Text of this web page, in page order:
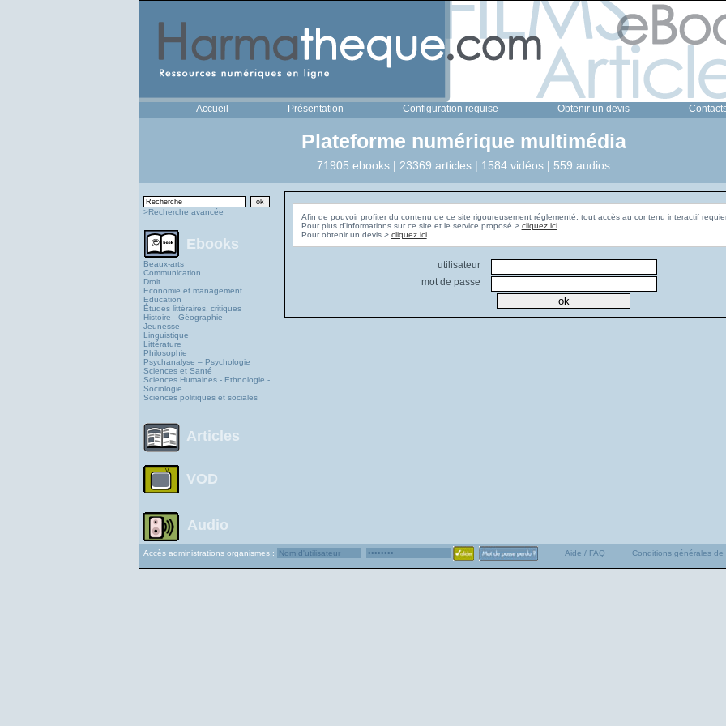
Accueil Présentation Configuration requise Obtenir un devis
Plateforme numérique multimédia
71905 ebooks | 23369 articles | 1584 vidéos | 559 audios
>Recherche avancée
Ebooks
Beaux-arts
Communication
Droit
Economie et management
Education
Études littéraires, critiques
Histoire - Géographie
Jeunesse
Linguistique
Littérature
Philosophie
Psychanalyse – Psychologie
Sciences et Santé
Sciences Humaines - Ethnologie -
Sociologie
Sciences politiques et sociales
Articles
VOD
Audio
Afin de pouvoir profiter du contenu de ce site rigoureusement réglementé, tout accès au contenu interactif
Pour plus d'informations sur ce site et le service proposé > cliquez ici
Pour obtenir un devis > cliquez ici
utilisateur
mot de passe
Accès administrations organismes : Aide / FAQ Conditions générales de